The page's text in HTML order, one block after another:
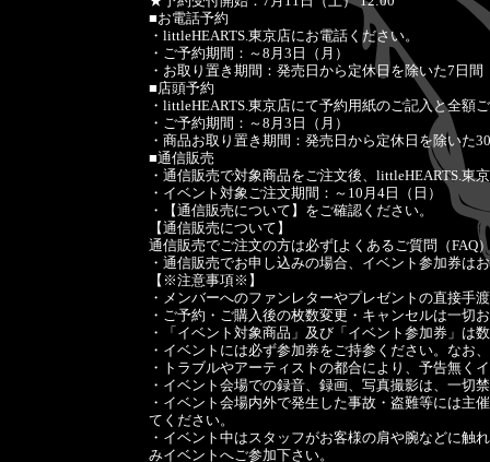
■お電話予約
・littleHEARTS.東京店にお電話ください。
・ご予約期間：～8月3日（月）
・お取り置き期間：発売日から定休日を除いた7日間
■店頭予約
・littleHEARTS.東京店にて予約用紙のご記入と全額
・ご予約期間：～8月3日（月）
・商品お取り置き期間：発売日から定休日を除いた
■通信販売
・通信販売で対象商品をご注文後、littleHEARTS.東
・イベント対象ご注文期間：～10月4日（日）
・【通信販売について】をご確認ください。
【通信販売について】
通信販売でご注文の方は必ず[よくあるご質問（FAQ
・通信販売でお申し込みの場合、イベント参加券は
【※注意事項※】
・メンバーへのファンレターやプレゼントの直接手
・ご予約・ご購入後の枚数変更・キャンセルは一切
・「イベント対象商品」及び「イベント参加券」は
・イベントには必ず参加券をご持参ください。なお
・トラブルやアーティストの都合により、予告無く
・イベント会場での録音、録画、写真撮影は、一切
・イベント会場内外で発生した事故・盗難等には主
てください。
・イベント中はスタッフがお客様の肩や腕などに触
みイベントへご参加下さい。